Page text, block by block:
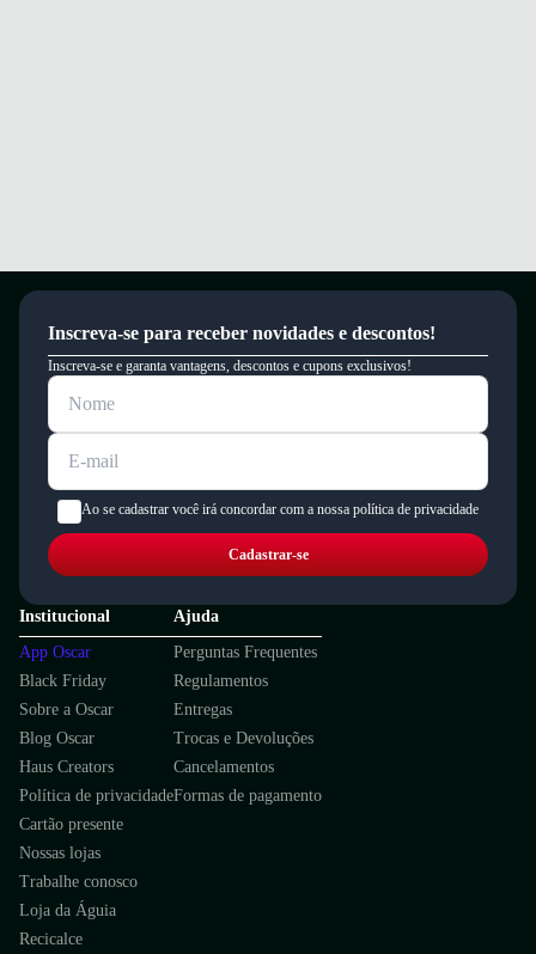
Inscreva-se para receber novidades e descontos!
Inscreva-se e garanta vantagens, descontos e cupons exclusivos!
Ao se cadastrar você irá concordar com a nossa política de privacidade
Cadastrar-se
Institucional
App Oscar
Black Friday
Sobre a Oscar
Blog Oscar
Haus Creators
Política de privacidade
Cartão presente
Nossas lojas
Trabalhe conosco
Loja da Águia
Recicalce
Ajuda
Perguntas Frequentes
Regulamentos
Entregas
Trocas e Devoluções
Cancelamentos
Formas de pagamento